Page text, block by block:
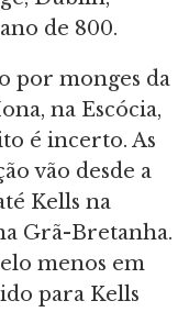
de 800.
por monges da
na Escócia,
é incerto. As
vão desde a
Kells na
Grã-Bretanha.
menos em
para Kells